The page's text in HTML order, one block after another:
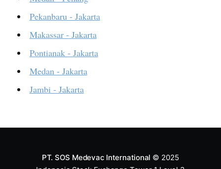
Pekanbaru - Jakarta
Makassar - Jakarta
Pontianak - Jakarta
Medan - Jakarta
Jambi - Jakarta
PT. SOS Medevac International © 2025